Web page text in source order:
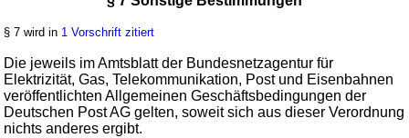
§ 7 wird in 1 Vorschrift zitiert
Die jeweils im Amtsblatt der Bundesnetzagentur für
Elektrizität, Gas, Telekommunikation, Post und Eisenbahnen
veröffentlichten Allgemeinen Geschäftsbedingungen der
Deutschen Post AG gelten, soweit sich aus dieser Verordnung
nichts anderes ergibt.